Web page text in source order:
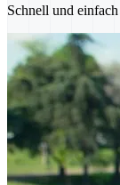
Schnell und